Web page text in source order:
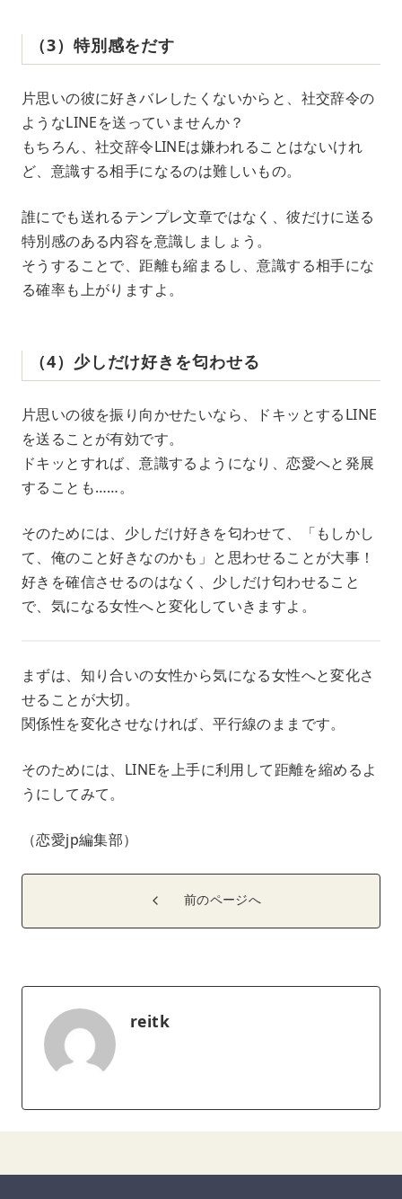
（3）特別感をだす
片思いの彼に好きバレしたくないからと、社交辞令の
ようなLINEを送っていませんか？
もちろん、社交辞令LINEは嫌われることはないけれ
ど、意識する相手になるのは難しいもの。
誰にでも送れるテンプレ文章ではなく、彼だけに送る
特別感のある内容を意識しましょう。
そうすることで、距離も縮まるし、意識する相手にな
る確率も上がりますよ。
（4）少しだけ好きを匂わせる
片思いの彼を振り向かせたいなら、ドキッとするLINE
を送ることが有効です。
ドキッとすれば、意識するようになり、恋愛へと発展
することも……。
そのためには、少しだけ好きを匂わせて、「もしかし
て、俺のこと好きなのかも」と思わせることが大事！
好きを確信させるのはなく、少しだけ匂わせること
で、気になる女性へと変化していきますよ。
まずは、知り合いの女性から気になる女性へと変化さ
せることが大切。
関係性を変化させなければ、平行線のままです。
そのためには、LINEを上手に利用して距離を縮めるよ
うにしてみて。
（恋愛jp編集部）
前のページへ
reitk